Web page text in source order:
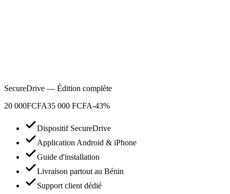
SecureDrive — Édition complète
20 000FCFA35 000 FCFA-43%
Dispositif SecureDrive
Application Android & iPhone
Guide d'installation
Livraison partout au Bénin
Support client dédié